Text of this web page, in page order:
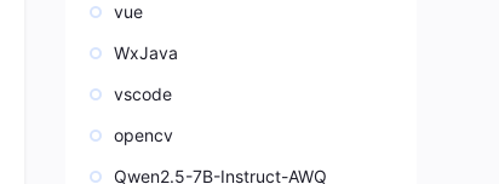
vue
WxJava
vscode
opencv
Qwen2.5-7B-Instruct-AWQ